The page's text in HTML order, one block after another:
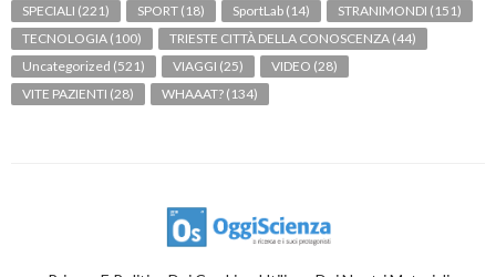
SPECIALI (221) SPORT (18) SportLab (14) STRANIMONDI (151)
TECNOLOGIA (100) TRIESTE CITTÀ DELLA CONOSCENZA (44)
Uncategorized (521) VIAGGI (25) VIDEO (28)
VITE PAZIENTI (28) WHAAAT? (134)